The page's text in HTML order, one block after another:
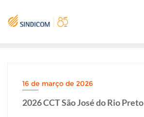
content
16 de março de 2026
2026 CCT São José do Rio Preto